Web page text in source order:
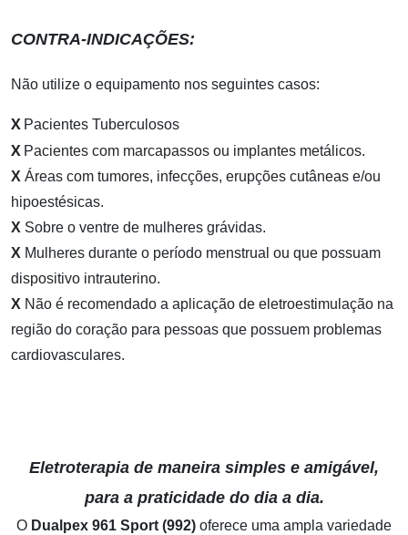
CONTRA-INDICAÇÕES:
Não utilize o equipamento nos seguintes casos:
X Pacientes Tuberculosos
X Pacientes com marcapassos ou implantes metálicos.
X Áreas com tumores, infecções, erupções cutâneas e/ou
hipoestésicas.
X Sobre o ventre de mulheres grávidas.
X Mulheres durante o período menstrual ou que possuam
dispositivo intrauterino.
X Não é recomendado a aplicação de eletroestimulação na
região do coração para pessoas que possuem problemas
cardiovasculares.
Eletroterapia de maneira simples e amigável,
para a praticidade do dia a dia.
O Dualpex 961 Sport (992) oferece uma ampla variedade